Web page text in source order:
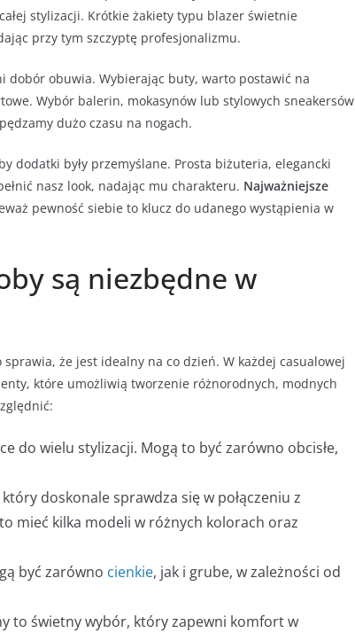
stylizacji. Krótkie żakiety typu blazer świetnie
przy tym szczyptę profesjonalizmu.
dobór obuwia. Wybierając buty, warto postawić na
Wybór balerin, mokasynów lub stylowych sneakersów
dużo czasu na nogach.
dodatki były przemyślane. Prosta biżuteria, elegancki
nasz look, nadając mu charakteru. Najważniejsze
pewność siebie to klucz do udanego wystąpienia w
są niezbędne w
że jest idealny na co dzień. W każdej casualowej
które umożliwią tworzenie różnorodnych, modnych
do wielu stylizacji. Mogą to być zarówno obcisłe,
doskonale sprawdza się w połączeniu z
mieć kilka modeli w różnych kolorach oraz
być zarówno cienkie, jak i grube, w zależności od
to świetny wybór, który zapewni komfort w